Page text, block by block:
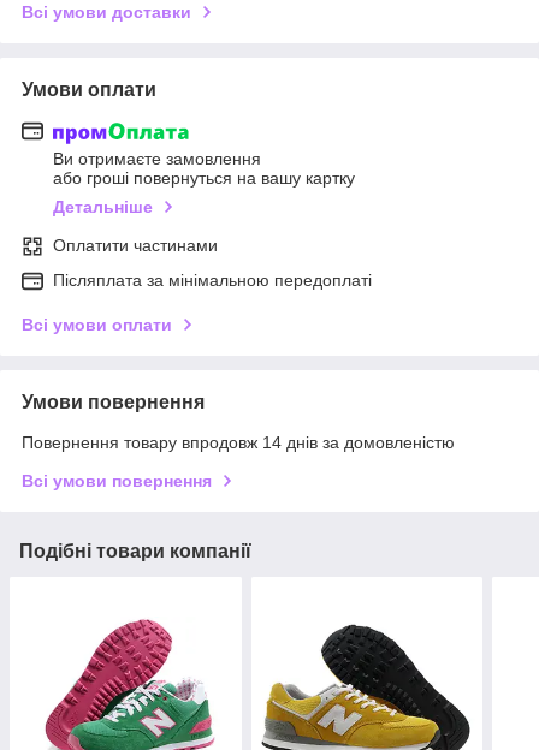
Всі умови доставки
Умови оплати
Ви отримаєте замовлення
або гроші повернуться на вашу картку
Детальніше
Оплатити частинами
Післяплата за мінімальною передоплаті
Всі умови оплати
Умови повернення
Повернення товару впродовж 14 днів за домовленістю
Всі умови повернення
Подібні товари компанії